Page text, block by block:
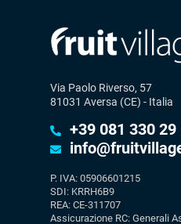
Via Paolo Riverso, 57
81031 Aversa (CE) - Italia
+39 081 330 29
P. IVA: 05906601215
SDI: KRRH6B9
REA: CE-311707
Assicurazione RC: Generali